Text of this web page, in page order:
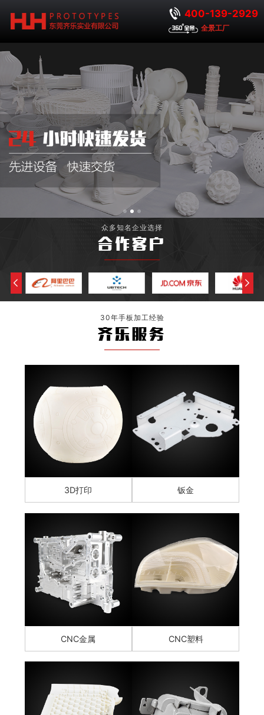
400-139-2929
全景工厂
众多知名企业选择
合作客户
30年手板加工经验
齐乐服务
3D打印 钣金
CNC金属 CNC塑料